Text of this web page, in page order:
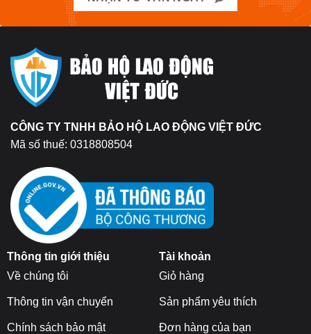
CÔNG TY TNHH BẢO HỘ LAO ĐỘNG VIỆT ĐỨC
Mã số thuế: 0318808504
Thông tin giới thiệu
Về chúng tôi
Thông tin vận chuyển
Chính sách bảo mật
Tài khoản
Giỏ hàng
Sản phẩm yêu thích
Đơn hàng của bạn